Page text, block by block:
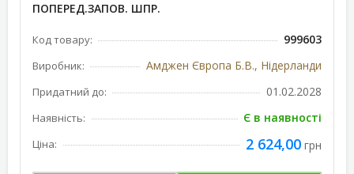
ПОПЕРЕД.ЗАПОВ. ШПР.
Код товару: 999603
Виробник: Амджен Європа Б.В., Нідерланди
Придатний до: 01.02.2028
Наявність: Є в наявності
Ціна: 2 624,00 грн